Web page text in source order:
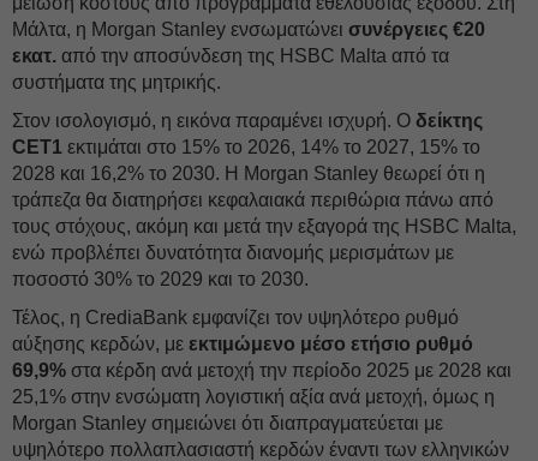
Μάλτα, η Morgan Stanley ενσωματώνει συνέργειες €20
εκατ. από την αποσύνδεση της HSBC Malta από τα
συστήματα της μητρικής.
Στον ισολογισμό, η εικόνα παραμένει ισχυρή. Ο δείκτης
CET1 εκτιμάται στο 15% το 2026, 14% το 2027, 15% το
2028 και 16,2% το 2030. Η Morgan Stanley θεωρεί ότι η
τράπεζα θα διατηρήσει κεφαλαιακά περιθώρια πάνω από
τους στόχους, ακόμη και μετά την εξαγορά της HSBC Malta,
ενώ προβλέπει δυνατότητα διανομής μερισμάτων με
ποσοστό 30% το 2029 και το 2030.
Τέλος, η CrediaBank εμφανίζει τον υψηλότερο ρυθμό
αύξησης κερδών, με εκτιμώμενο μέσο ετήσιο ρυθμό
69,9% στα κέρδη ανά μετοχή την περίοδο 2025 με 2028 και
25,1% στην ενσώματη λογιστική αξία ανά μετοχή, όμως η
Morgan Stanley σημειώνει ότι διαπραγματεύεται με
υψηλότερο πολλαπλασιαστή κερδών έναντι των ελληνικών